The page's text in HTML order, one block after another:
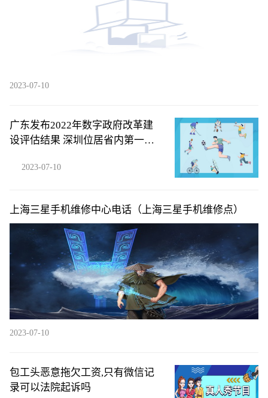
2023-07-10
广东发布2022年数字政府改革建
设评估结果 深圳位居省内第一梯
2023-07-10
上海三星手机维修中心电话（上海三星手机维修点）
2023-07-10
包工头恶意拖欠工资,只有微信记
录可以法院起诉吗